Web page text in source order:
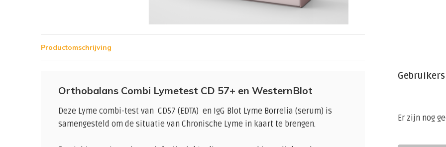
Productomschrijving
Orthobalans Combi Lymetest CD 57+ en WesternBlot
Deze Lyme combi-test van CD57 (EDTA) en IgG Blot Lyme Borrelia (serum) is
samengesteld om de situatie van Chronische Lyme in kaart te brengen.
Er zijn nog